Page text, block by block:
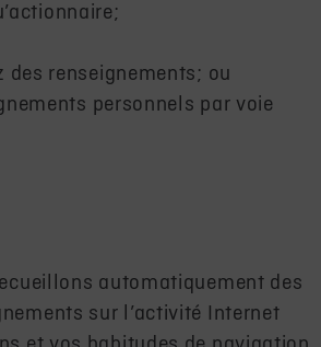
renseignements; ou
personnels par voie
automatiquement des
sur l’activité Internet